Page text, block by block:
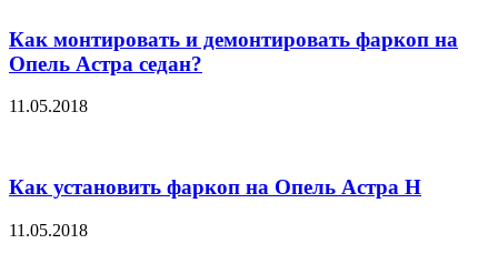
Как монтировать и демонтировать фаркоп на
Опель Астра седан?
11.05.2018
Как установить фаркоп на Опель Астра Н
11.05.2018